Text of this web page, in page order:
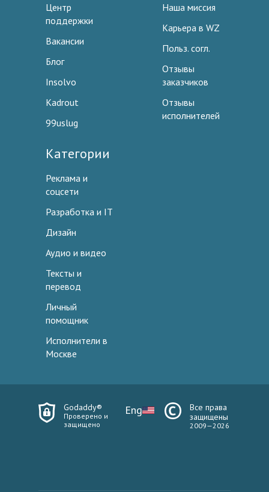
Центр
поддержки
Вакансии
Блог
Insolvo
Kadrout
99uslug
Наша миссия
Карьера в WZ
Польз. согл.
Отзывы
заказчиков
Отзывы
исполнителей
Категории
Реклама и
соцсети
Разработка и IT
Дизайн
Аудио и видео
Тексты и
перевод
Личный
помощник
Исполнители в
Москве
Godaddy®
Проверено и
защищено
Eng
Все права
защищены
2009—2026